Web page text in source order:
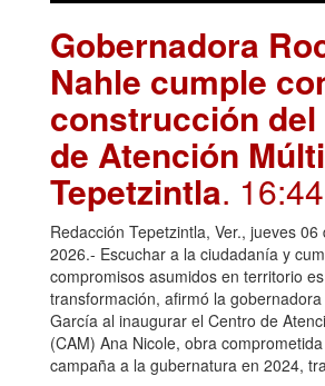
Gobernadora
Nahle cumple
construcción del
de Atención
Tepetzintla. 16:44
Redacción Tepetzintla, Ver., jueves
2026.- Escuchar a la ciudadanía y
compromisos asumidos en territorio
transformación, afirmó la
García al inaugurar el Centro de
(CAM) Ana Nicole, obra
campaña a la gubernatura en 2024,